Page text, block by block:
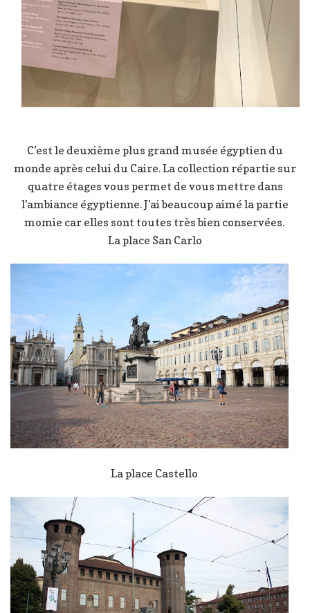
C’est le deuxième plus grand musée égyptien du
monde après celui du Caire. La collection répartie sur
quatre étages vous permet de vous mettre dans
l’ambiance égyptienne. J’ai beaucoup aimé la partie
momie car elles sont toutes très bien conservées.
La place San Carlo
La place Castello